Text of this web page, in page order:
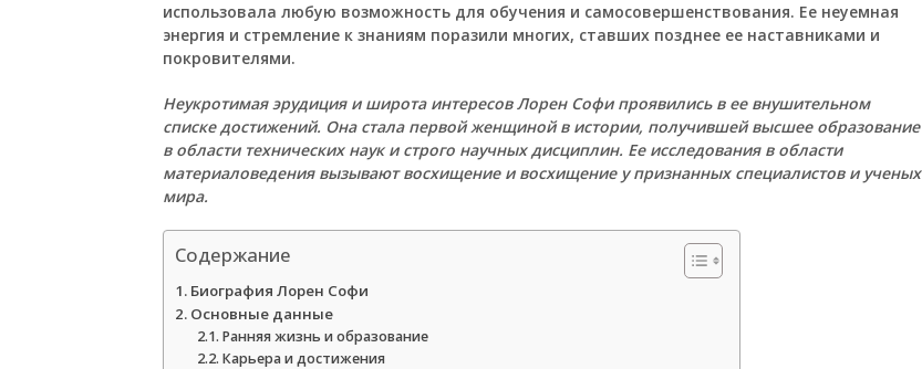
использовала любую возможность для обучения и самосовершенствования. Ее неуемная
энергия и стремление к знаниям поразили многих, ставших позднее ее наставниками и
покровителями.
Неукротимая эрудиция и широта интересов Лорен Софи проявились в ее внушительном
списке достижений. Она стала первой женщиной в истории, получившей высшее образование
в области технических наук и строго научных дисциплин. Ее исследования в области
материаловедения вызывают восхищение и восхищение у признанных специалистов и ученых
мира.
Содержание
Биография Лорен Софи
Основные данные
Ранняя жизнь и образование
Карьера и достижения